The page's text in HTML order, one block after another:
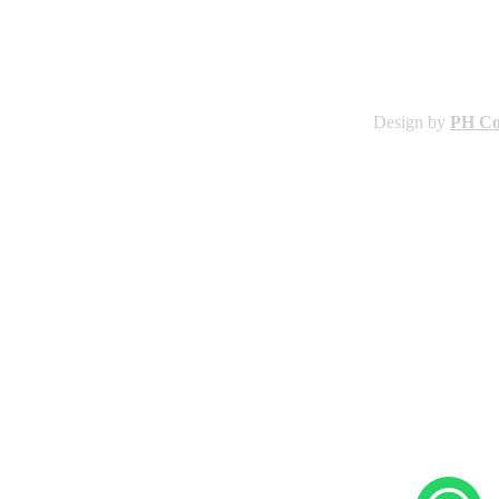
Design by PH